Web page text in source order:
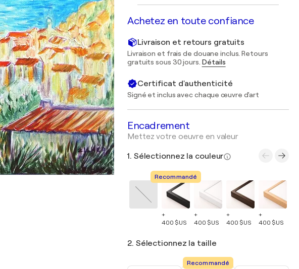
Achetez en toute confiance
Livraison et retours gratuits
Livraison et frais de douane inclus. Retours
gratuits sous 30 jours. Détails
Certificat d'authenticité
Signé et inclus avec chaque œuvre d'art
Encadrement
Mettez votre oeuvre en valeur
1. Sélectionnez la couleur
Recommandé
+
400 $US
+
400 $US
+
400 $US
+
400 $US
2. Sélectionnez la taille
Recommandé